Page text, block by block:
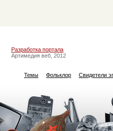
Разработка портала
Артимедия веб, 2012
Темы Фольклор Свидетели